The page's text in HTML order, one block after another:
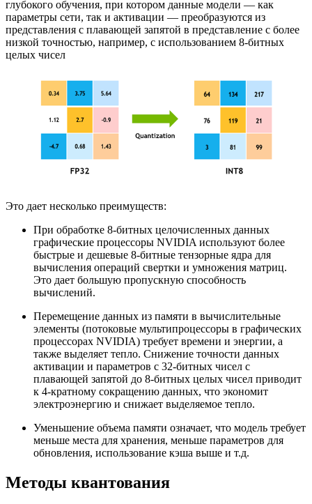
глубокого обучения, при котором данные модели — как
параметры сети, так и активации — преобразуются из
представления с плавающей запятой в представление с более
низкой точностью, например, с использованием 8-битных
целых чисел
Это дает несколько преимуществ:
При обработке 8-битных целочисленных данных
графические процессоры NVIDIA используют более
быстрые и дешевые 8-битные тензорные ядра для
вычисления операций свертки и умножения матриц.
Это дает большую пропускную способность
вычислений.
Перемещение данных из памяти в вычислительные
элементы (потоковые мультипроцессоры в графических
процессорах NVIDIA) требует времени и энергии, а
также выделяет тепло. Снижение точности данных
активации и параметров с 32-битных чисел с
плавающей запятой до 8-битных целых чисел приводит
к 4-кратному сокращению данных, что экономит
электроэнергию и снижает выделяемое тепло.
Уменьшение объема памяти означает, что модель требует
меньше места для хранения, меньше параметров для
обновления, использование кэша выше и т.д.
Методы квантования